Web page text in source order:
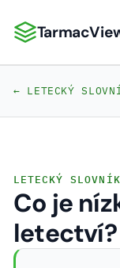
TarmacView:
← LETECKÝ
LETECKÝ SLOVNÍK
Co je
letectví?